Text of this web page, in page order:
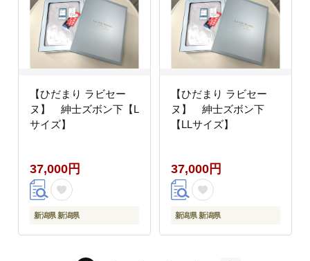
【ひだまり ラビセー
ヌ】 紳士ズボン下【L
サイズ】
37,000円
新潟県 新潟県
【ひだまり ラビセー
ヌ】 紳士ズボン下
【LLサイズ】
37,000円
新潟県 新潟県